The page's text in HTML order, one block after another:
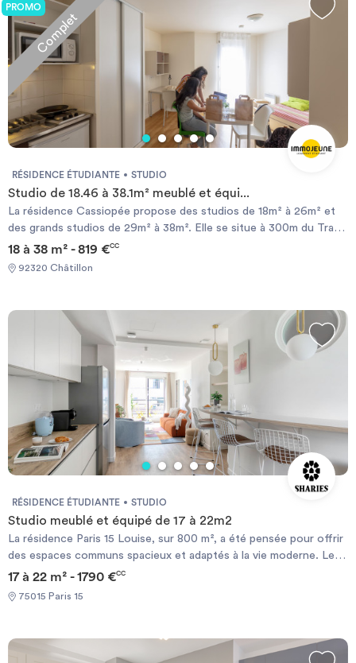
Complet
PROMO
RÉSIDENCE ÉTUDIANTE STUDIO
Studio de 18.46 à 38.1m² meublé et équi...
La résidence Cassiopée propose des studios de 18m² à 26m² et
des grands studios de 29m² à 38m². Elle se situe à 300m du Tram
T6 (arrêt Châtillon Centre) et à 15 minutes de la Gare
Montparnasse. Les commerces du centre ville sont accessibles à
pied. A proximité de l’Ecole Normale Supérieure, de l’EFFICOM,
électrique et ballon d’eau chaude individuels. L’accès des non-
étudiants à la résidence est limité et soumis à conditions.
18 à 38 m² - 819 €CC
92320 Châtillon
RÉSIDENCE ÉTUDIANTE STUDIO
Studio meublé et équipé de 17 à 22m2
La résidence Paris 15 Louise, sur 800 m², a été pensée pour offrir
des espaces communs spacieux et adaptés à la vie moderne. Les
appartements tout équipés proposent des chambres
soigneusement aménagées, tandis que la résidence met à
disposition de ses résidents de nombreux services : salle de
ouvert au public, proposant une offre unique et authentique.
17 à 22 m² - 1790 €CC
75015 Paris 15